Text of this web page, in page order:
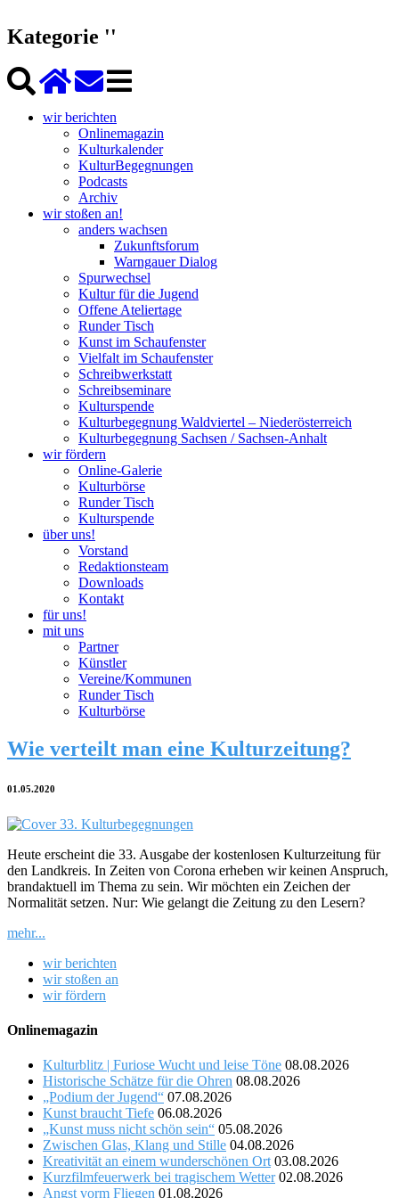
Kategorie ''
wir berichten
Onlinemagazin
Kulturkalender
KulturBegegnungen
Podcasts
Archiv
wir stoßen an!
anders wachsen
Zukunftsforum
Warngauer Dialog
Spurwechsel
Kultur für die Jugend
Offene Ateliertage
Runder Tisch
Kunst im Schaufenster
Vielfalt im Schaufenster
Schreibwerkstatt
Schreibseminare
Kulturspende
Kulturbegegnung Waldviertel – Niederösterreich
Kulturbegegnung Sachsen / Sachsen-Anhalt
wir fördern
Online-Galerie
Kulturbörse
Runder Tisch
Kulturspende
über uns!
Vorstand
Redaktionsteam
Downloads
Kontakt
für uns!
mit uns
Partner
Künstler
Vereine/Kommunen
Runder Tisch
Kulturbörse
Wie verteilt man eine Kulturzeitung?
01.05.2020
Heute erscheint die 33. Ausgabe der kostenlosen Kulturzeitung für
den Landkreis. In Zeiten von Corona erheben wir keinen Anspruch,
brandaktuell im Thema zu sein. Wir möchten ein Zeichen der
Normalität setzen. Nur: Wie gelangt die Zeitung zu den Lesern?
mehr...
wir berichten
wir stoßen an
wir fördern
Onlinemagazin
Kulturblitz | Furiose Wucht und leise Töne 08.08.2026
Historische Schätze für die Ohren 08.08.2026
„Podium der Jugend“ 07.08.2026
Kunst braucht Tiefe 06.08.2026
„Kunst muss nicht schön sein“ 05.08.2026
Zwischen Glas, Klang und Stille 04.08.2026
Kreativität an einem wunderschönen Ort 03.08.2026
Kurzfilmfeuerwerk bei tragischem Wetter 02.08.2026
Angst vorm Fliegen 01.08.2026